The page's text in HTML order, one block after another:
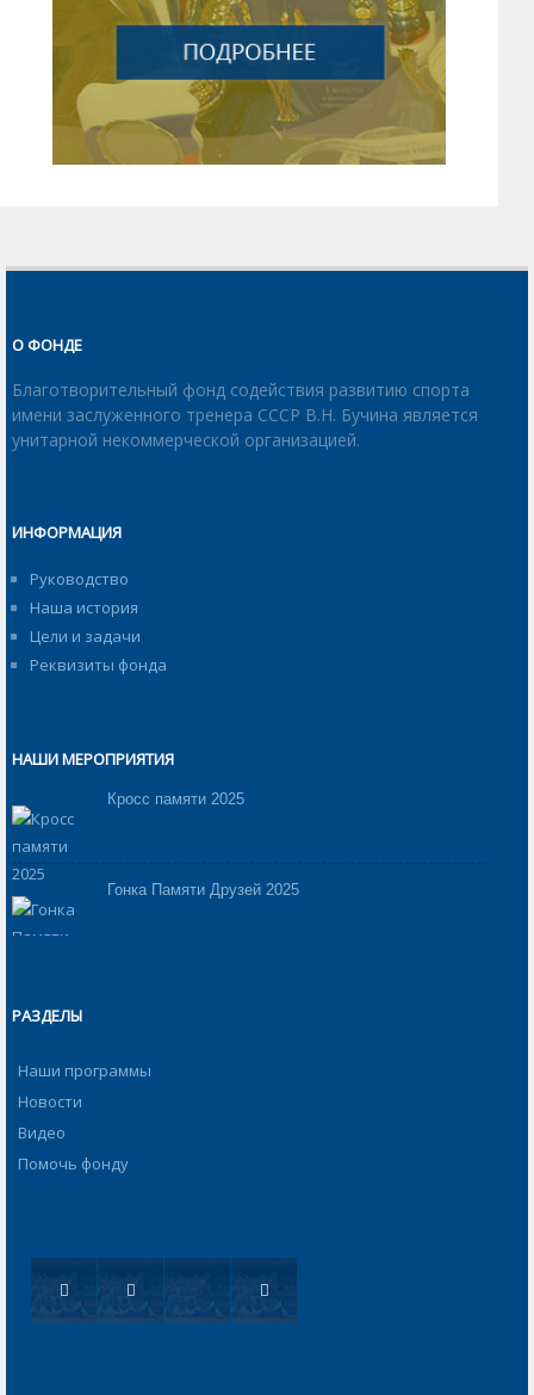
О ФОНДЕ
Благотворительный фонд содействия развитию спорта
имени заслуженного тренера СССР В.Н. Бучина является
унитарной некоммерческой организацией.
ИНФОРМАЦИЯ
Руководство
Наша история
Цели и задачи
Реквизиты фонда
НАШИ МЕРОПРИЯТИЯ
Кросс памяти 2025
Гонка Памяти Друзей 2025
РАЗДЕЛЫ
Наши программы
Новости
Видео
Помочь фонду